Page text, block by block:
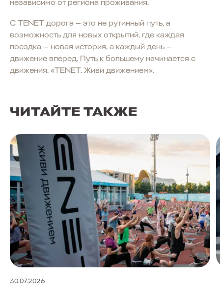
независимо от региона проживания.
С TENET дорога — это не рутинный путь, а
возможность для новых открытий, где каждая
поездка — новая история, а каждый день —
движение вперед. Путь к большему начинается с
движения. «TENET. Живи движением».
ЧИТАЙТЕ ТАКЖЕ
30.07.2026